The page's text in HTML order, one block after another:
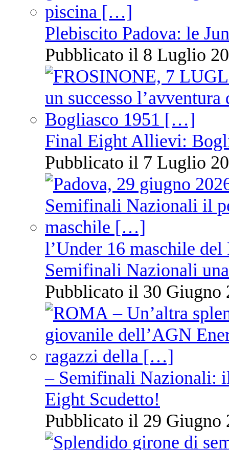
Plebiscito Padova: le
Pubblicato il 8 Luglio
Final Eight Allievi:
Pubblicato il 7 Luglio
l’Under 16 maschile
Semifinali Nazionali
Pubblicato il 30 Giugno
– Semifinali Nazionali:
Eight Scudetto!
Pubblicato il 29 Giugno